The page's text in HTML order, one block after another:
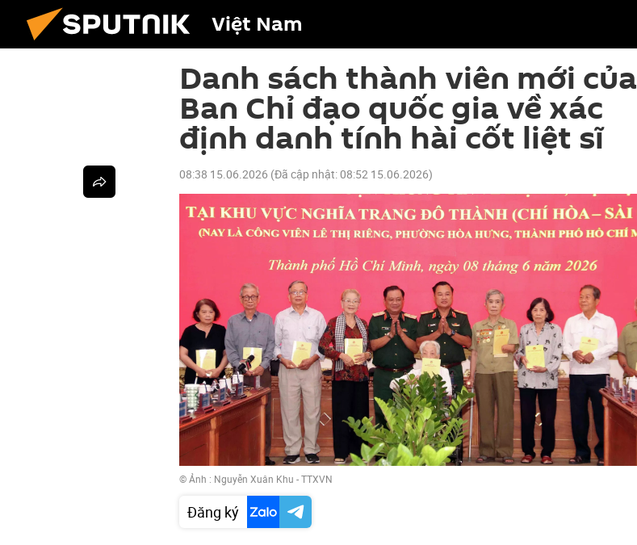
Việt Nam
Danh sách thành viên mới của
Ban Chỉ đạo quốc gia về xác
định danh tính hài cốt liệt sĩ
08:38 15.06.2026 (Đã cập nhật:08:52 15.06.2026)
© Ảnh : Nguyễn Xuân Khu - TTXVN
Đăng ký